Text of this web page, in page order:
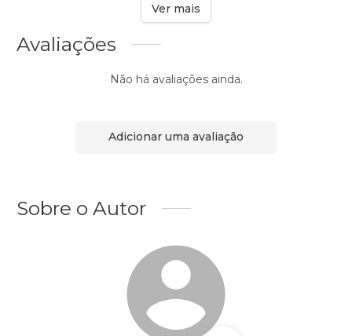
Ver mais
Avaliações
Não há avaliações ainda.
Adicionar uma avaliação
Sobre o Autor